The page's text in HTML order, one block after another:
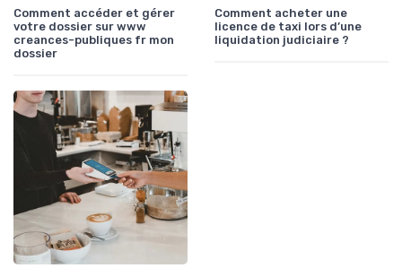
Comment accéder et gérer
votre dossier sur www
creances-publiques fr mon
dossier
Comment acheter une
licence de taxi lors d’une
liquidation judiciaire ?